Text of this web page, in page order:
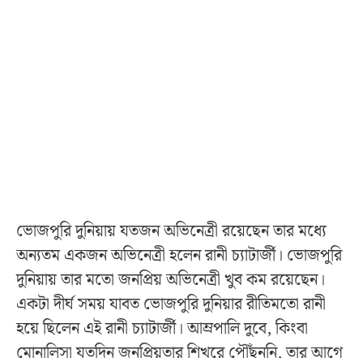
ভোজপুরি দুনিয়ায় যতজন অভিনেত্রী রয়েছেন তার মধ্যে
অন্যতম একজন অভিনেত্রী হলেন রানী চ্যাটার্জী। ভোজপুরি
দুনিয়ায় তার মতো জনপ্রিয় অভিনেত্রী খুব কম রয়েছেন।
একটা দীর্ঘ সময় যাবত ভোজপুরি দুনিয়ার রীতিমতো রানী
হয়ে ছিলেন এই রানী চ্যাটার্জী। আম্রপালি দুবে, কিংবা